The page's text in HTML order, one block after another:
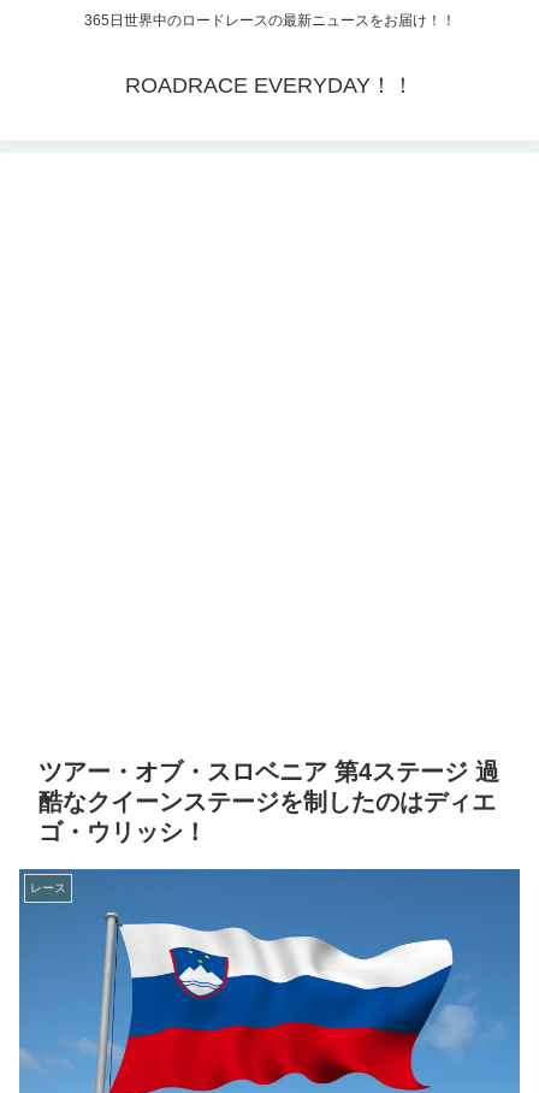
365日世界中のロードレースの最新ニュースをお届け！！
ROADRACE EVERYDAY！！
ツアー・オブ・スロベニア 第4ステージ 過
酷なクイーンステージを制したのはディエ
ゴ・ウリッシ！
レース